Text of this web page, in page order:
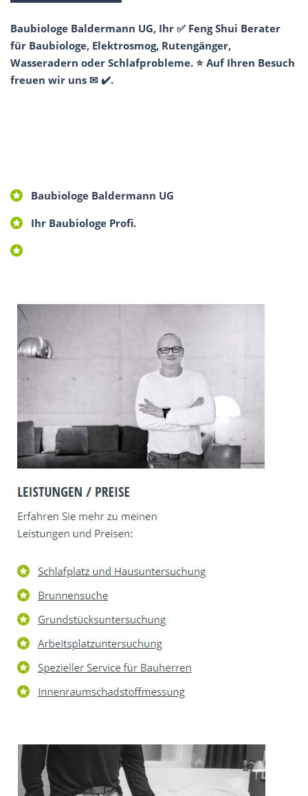
Baubiologe Baldermann UG, Ihr ✅ Feng Shui Berater
für Baubiologe, Elektrosmog, Rutengänger,
Wasseradern oder Schlafprobleme. ⭐ Auf Ihren Besuch
freuen wir uns ✉ ✔️.
Baubiologe Baldermann UG
Ihr Baubiologe Profi.